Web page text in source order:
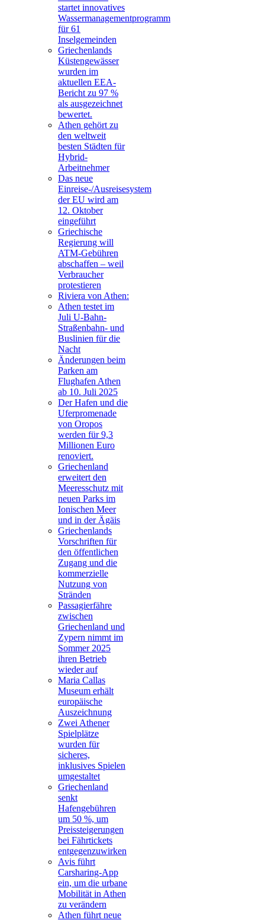
startet innovatives
Wassermanagementprogramm
für 61
Inselgemeinden
Griechenlands
Küstengewässer
wurden im
aktuellen EEA-
Bericht zu 97 %
als ausgezeichnet
bewertet.
Athen gehört zu
den weltweit
besten Städten für
Hybrid-
Arbeitnehmer
Das neue
Einreise-/Ausreisesystem
der EU wird am
12. Oktober
eingeführt
Griechische
Regierung will
ATM-Gebühren
abschaffen – weil
Verbraucher
protestieren
Riviera von Athen:
Athen testet im
Juli U-Bahn-
Straßenbahn- und
Buslinien für die
Nacht
Änderungen beim
Parken am
Flughafen Athen
ab 10. Juli 2025
Der Hafen und die
Uferpromenade
von Oropos
werden für 9,3
Millionen Euro
renoviert.
Griechenland
erweitert den
Meeresschutz mit
neuen Parks im
Ionischen Meer
und in der Ägäis
Griechenlands
Vorschriften für
den öffentlichen
Zugang und die
kommerzielle
Nutzung von
Stränden
Passagierfähre
zwischen
Griechenland und
Zypern nimmt im
Sommer 2025
ihren Betrieb
wieder auf
Maria Callas
Museum erhält
europäische
Auszeichnung
Zwei Athener
Spielplätze
wurden für
sicheres,
inklusives Spielen
umgestaltet
Griechenland
senkt
Hafengebühren
um 50 %, um
Preissteigerungen
bei Fährtickets
entgegenzuwirken
Avis führt
Carsharing-App
ein, um die urbane
Mobilität in Athen
zu verändern
Athen führt neue